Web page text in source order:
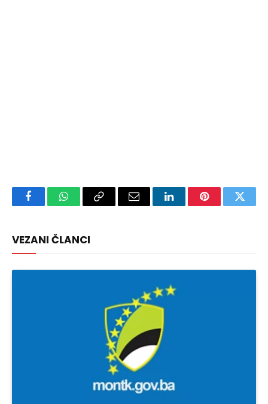
FacebookWhatsAppCopy
Email LinkedInPinterest
VEZANI ČLANCI